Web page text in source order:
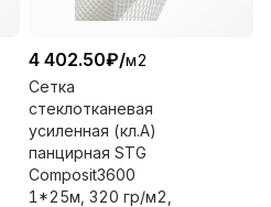
4 402.50₽/м2
Сетка
стеклотканевая
усиленная (кл.А)
панцирная STG
Composit3600
1*25м, 320 гр/м2,